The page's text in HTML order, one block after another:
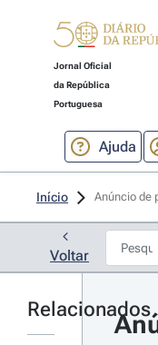
Jornal Oficial
da República
Portuguesa
Ajuda
Início Anúncio de
Voltar
Relacionados